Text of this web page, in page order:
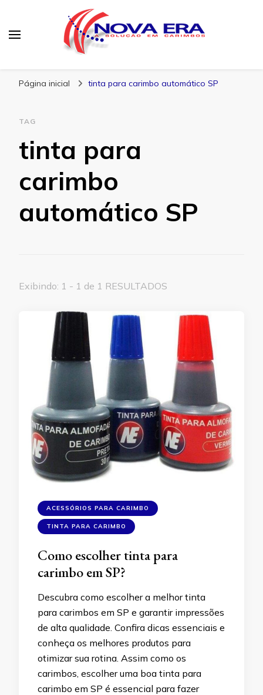
Página inicial tinta para carimbo automático SP
TAG
tinta para
carimbo
automático SP
Exibindo: 1 - 1 de 1 RESULTADOS
ACESSÓRIOS PARA CARIMBO
TINTA PARA CARIMBO
Como escolher tinta para
carimbo em SP?
Descubra como escolher a melhor tinta
para carimbos em SP e garantir impressões
de alta qualidade. Confira dicas essenciais e
conheça os melhores produtos para
otimizar sua rotina. Assim como os
carimbos, escolher uma boa tinta para
carimbo em SP é essencial para fazer